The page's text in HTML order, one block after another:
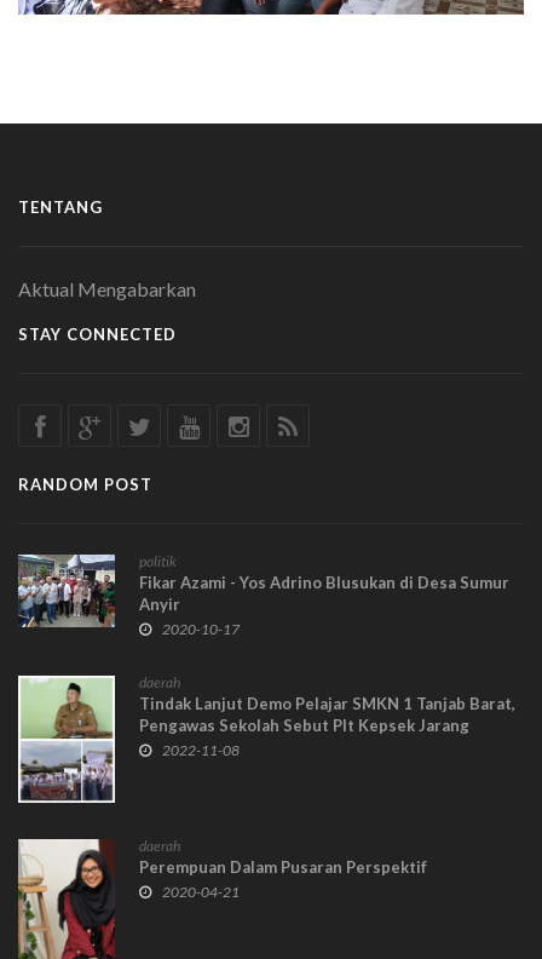
TENTANG
Aktual Mengabarkan
STAY CONNECTED
RANDOM POST
politik
Fikar Azami - Yos Adrino Blusukan di Desa Sumur
Anyir
2020-10-17
daerah
Tindak Lanjut Demo Pelajar SMKN 1 Tanjab Barat,
Pengawas Sekolah Sebut Plt Kepsek Jarang
Senyum, Plt Kepsek: Saya Lelah
2022-11-08
daerah
Perempuan Dalam Pusaran Perspektif
2020-04-21